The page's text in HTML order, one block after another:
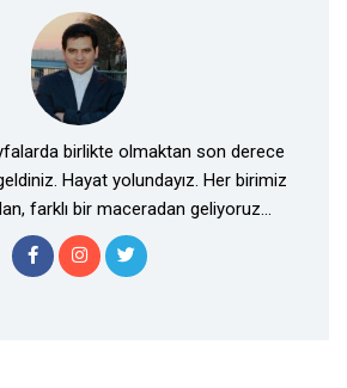
birlikte olmaktan son derece
Hayat yolundayız. Her birimiz
farklı bir maceradan geliyoruz...